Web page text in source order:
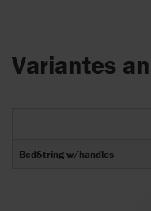
Variantes
BedString w/handles